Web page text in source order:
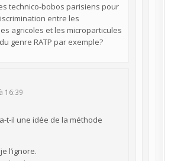
technico-bobos parisiens pour
entre les
agricoles et les microparticules
genre RATP par exemple?
16:39
t-il une idée de la méthode
l’ignore.